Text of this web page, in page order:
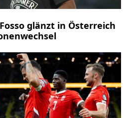
glänzt in Österreich